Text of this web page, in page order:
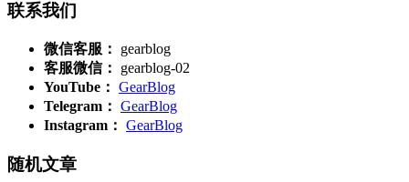
联系我们
微信客服：
gearblog
客服微信：
gearblog-02
YouTube： GearBlog
Telegram： GearBlog
Instagram： GearBlog
随机文章